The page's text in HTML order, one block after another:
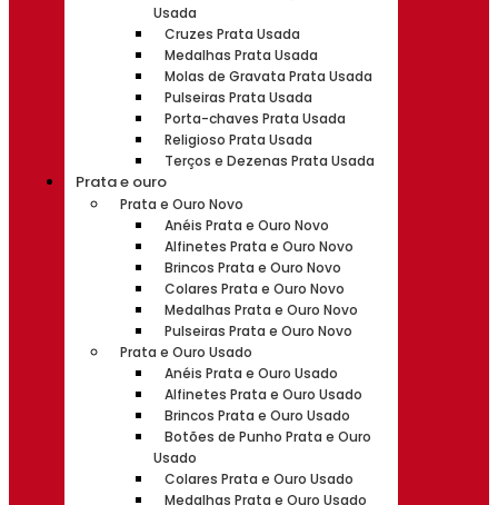
Usada
Cruzes Prata Usada
Medalhas Prata Usada
Molas de Gravata Prata Usada
Pulseiras Prata Usada
Porta-chaves Prata Usada
Religioso Prata Usada
Terços e Dezenas Prata Usada
Prata e ouro
Prata e Ouro Novo
Anéis Prata e Ouro Novo
Alfinetes Prata e Ouro Novo
Brincos Prata e Ouro Novo
Colares Prata e Ouro Novo
Medalhas Prata e Ouro Novo
Pulseiras Prata e Ouro Novo
Prata e Ouro Usado
Anéis Prata e Ouro Usado
Alfinetes Prata e Ouro Usado
Brincos Prata e Ouro Usado
Botões de Punho Prata e Ouro
Usado
Colares Prata e Ouro Usado
Medalhas Prata e Ouro Usado